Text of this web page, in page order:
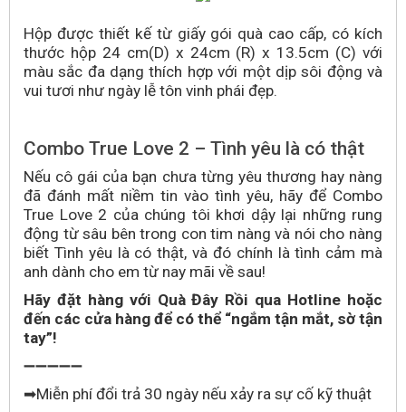
Hộp được thiết kế từ giấy gói quà cao cấp, có kích
thước hộp 24 cm(D) x 24cm (R) x 13.5cm (C) với
màu sắc đa dạng thích hợp với một dịp sôi động và
vui tươi như ngày lễ tôn vinh phái đẹp.
Combo True Love 2 – Tình yêu là có thật
Nếu cô gái của bạn chưa từng yêu thương hay nàng
đã đánh mất niềm tin vào tình yêu, hãy để Combo
True Love 2 của chúng tôi khơi dậy lại những rung
động từ sâu bên trong con tim nàng và nói cho nàng
biết Tình yêu là có thật, và đó chính là tình cảm mà
anh dành cho em từ nay mãi về sau!
Hãy đặt hàng với Quà Đây Rồi qua Hotline hoặc
đến các cửa hàng để có thể “ngắm tận mắt, sờ tận
tay”!
➖➖➖➖➖
➡Miễn phí đổi trả 30 ngày nếu xảy ra sự cố kỹ thuật